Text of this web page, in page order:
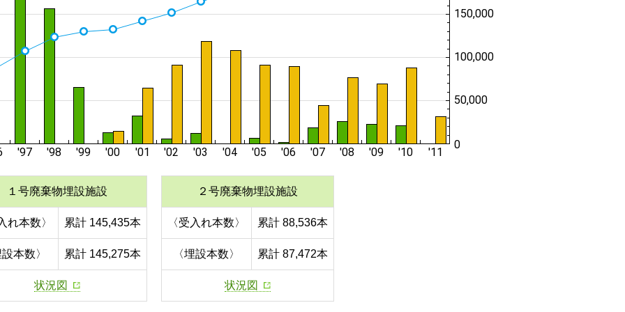
１号廃棄物埋設施設
れ本数〉 累計 145,435本
本数〉 累計 145,275本
状況図
２号廃棄物埋設施設
〈受入れ本数〉 累計 88,536本
〈埋設本数〉 累計 87,472本
状況図